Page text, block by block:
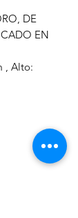
DE
EN
, Alto: